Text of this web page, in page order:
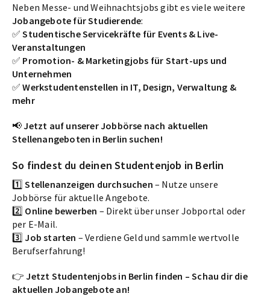
Neben Messe- und Weihnachtsjobs gibt es viele weitere
Jobangebote für Studierende:
✅Studentische Servicekräfte für Events & Live-
Veranstaltungen
✅ Promotion- & Marketingjobs für Start-ups und
Unternehmen
✅Werkstudentenstellen in IT, Design, Verwaltung &
mehr
📢Jetzt auf unserer Jobbörse nach aktuellen
Stellenangeboten in Berlin suchen!
So findest du deinen Studentenjob in Berlin
1️⃣Stellenanzeigen durchsuchen – Nutze unsere
Jobbörse für aktuelle Angebote.
2️⃣ Online bewerben – Direkt über unser Jobportal oder
per E-Mail.
3️⃣Job starten – Verdiene Geld und sammle wertvolle
Berufserfahrung!
👉Jetzt Studentenjobs in Berlin finden – Schau dir die
aktuellen Jobangebote an!